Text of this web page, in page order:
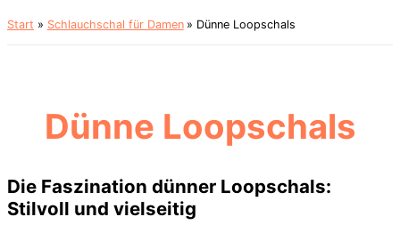
Start Schlauchschal für Damen Dünne Loopschals
Dünne Loopschals
Die Faszination dünner Loopschals:
Stilvoll und vielseitig